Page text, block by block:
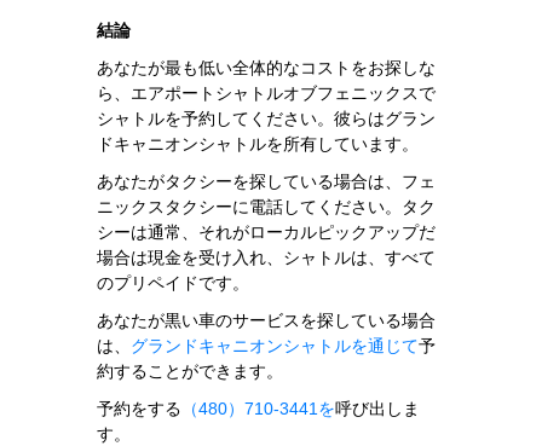
結論
あなたが最も低い全体的なコストをお探しな
ら、エアポートシャトルオブフェニックスで
シャトルを予約してください。彼らはグラン
ドキャニオンシャトルを所有しています。
あなたがタクシーを探している場合は、フェ
ニックスタクシーに電話してください。タク
シーは通常、それがローカルピックアップだ
場合は現金を受け入れ、シャトルは、すべて
のプリペイドです。
あなたが黒い車のサービスを探している場合
は、 グランドキャニオンシャトルを通じて予
約することができます。
予約をする （480）710-3441を呼び出しま
す。